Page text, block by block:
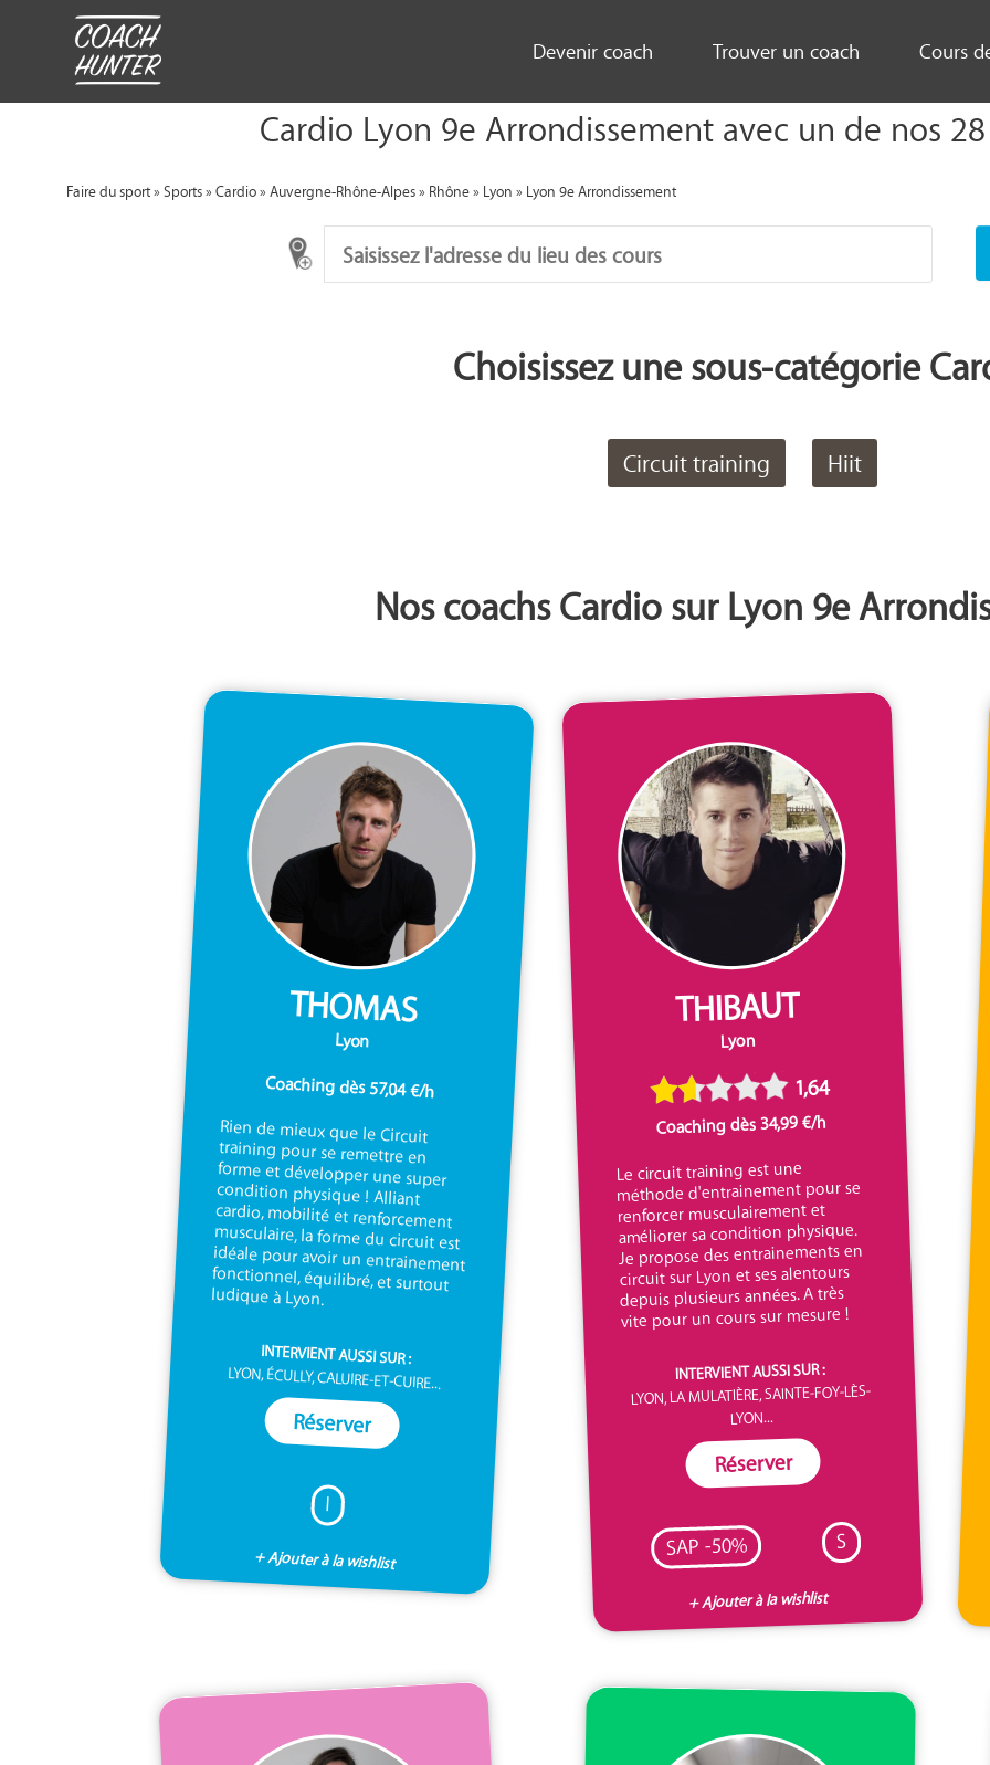
Devenir coach Trouver un coach Cours
Cardio Lyon 9e Arrondissement avec un de nos
Faire du sport»Sports»Cardio»Auvergne-Rhône-Alpes»Rhône»Lyon»Lyon 9e Arrondissement
Choisissez une sous-catégorie
Circuit training Hiit
Nos coachs Cardio sur Lyon 9e
THOMAS
Lyon
Coaching dès 57,04 €/h
Rien de mieux que le Circuit
training pour se remettre en
forme et développer une super
condition physique ! Alliant
cardio, mobilité et renforcement
musculaire, la forme du circuit est
idéale pour avoir un entrainement
fonctionnel, équilibré, et surtout
ludique à Lyon.
INTERVIENT AUSSI SUR :
LYON, ÉCULLY, CALUIRE-ET-CUIRE...
Réserver
I
+ Ajouter à la wishlist
THIBAUT
Lyon
1,64
Coaching dès 34,99 €/h
Le circuit training est une
méthode d'entrainement pour se
renforcer musculairement et
améliorer sa condition physique.
Je propose des entrainements en
circuit sur Lyon et ses alentours
depuis plusieurs années. A très
vite pour un cours sur mesure !
INTERVIENT AUSSI SUR :
LYON, LA MULATIÈRE, SAINTE-FOY-LÈS-
LYON...
Réserver
SAP -50% S
+ Ajouter à la wishlist